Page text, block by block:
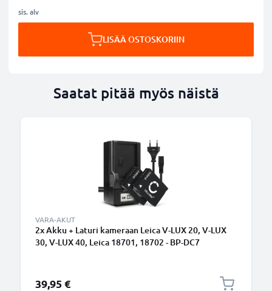
sis. alv
LISÄÄ OSTOSKORIIN
Saatat pitää myös näistä
VARA-AKUT
2x Akku + Laturi kameraan Leica V-LUX 20, V-LUX
30, V-LUX 40, Leica 18701, 18702 - BP-DC7
39,95 €